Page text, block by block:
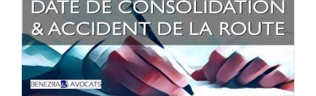
L’enjeu de la définition et de la fixation de la
date de consolidation ?